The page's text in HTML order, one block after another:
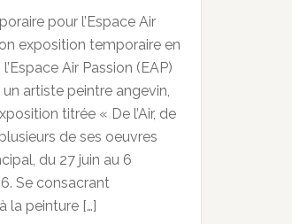
pour l’Espace Air
exposition temporaire en
Air Passion (EAP)
un artiste peintre angevin,
titrée « De l’Air, de
de ses oeuvres
du 27 juin au 6
Se consacrant
la peinture […]